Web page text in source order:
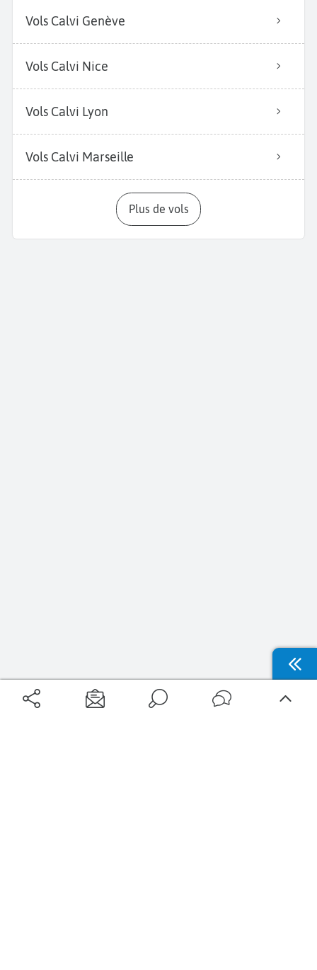
Vols Calvi Genève
Vols Calvi Nice
Vols Calvi Lyon
Vols Calvi Marseille
Plus de vols